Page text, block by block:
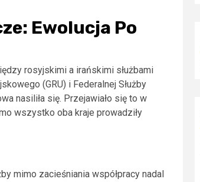
Ewolucja Po
rosyjskimi a irańskimi służbami
(GRU) i Federalnej Służby
nasiliła się. Przejawiało się to w
wszystko oba kraje prowadziły
mimo zacieśniania współpracy nadal